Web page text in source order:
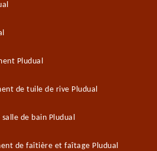
Pludual
de tuile de rive Pludual
de bain Pludual
de faîtière et faîtage Pludual